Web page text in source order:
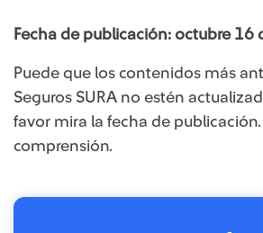
Fecha de publicación: octubre 16
Puede que los contenidos más
Seguros SURA no estén
favor mira la fecha de
comprensión.​​​​​